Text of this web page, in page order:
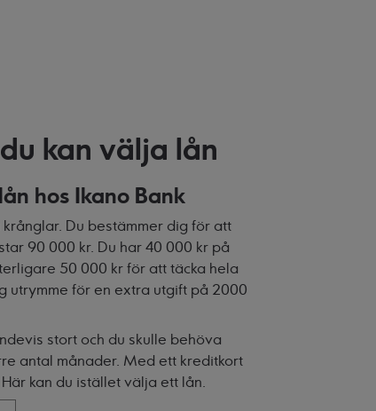
kan välja lån
hos Ikano Bank
Du bestämmer dig för att
90 000 kr. Du har 40 000 kr på
50 000 kr för att täcka hela
utrymme för en extra utgift på 2000
stort och du skulle behöva
antal månader. Med ett kreditkort
kan du istället välja ett lån.